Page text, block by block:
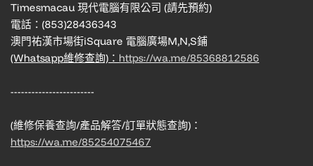
Timesmacau 現代電腦有限公司 (請先預約)
電話：(853)28436343
澳門祐漢市場街iSquare 電腦廣場M,N,S鋪
(Whatsapp維修查詢)： https://wa.me/85368812586
------------------------
(維修保養查詢/產品解答/訂單狀態查詢)：
https://wa.me/85254075467